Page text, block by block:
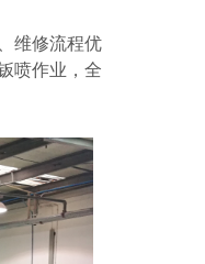
维修流程优
喷作业，全